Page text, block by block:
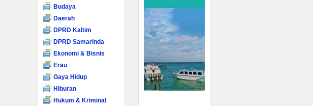
Budaya
Daerah
DPRD Kaltim
DPRD Samarinda
Ekonomi & Bisnis
Erau
Gaya Hidup
Hiburan
Hukum & Kriminal